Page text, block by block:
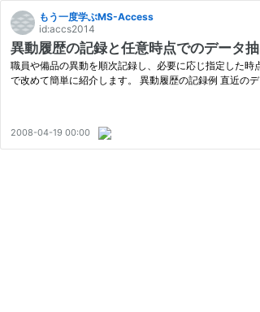
もう一度学ぶMS-Access
id:accs2014
異動履歴の記録と任意時点でのデータ
職員や備品の異動を順次記録し、必要に応じ指定した
で改めて簡単に紹介します。 異動履歴の記録例 直近の
2008-04-19 00:00